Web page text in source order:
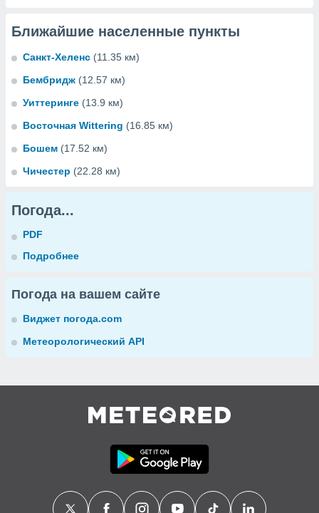
Ближайшие населенные пункты
Санкт-Хеленс (11.35 км)
Бембридж (12.57 км)
Уиттеринге (13.9 км)
Восточная Wittering (16.85 км)
Бошем (17.52 км)
Чичестер (22.28 км)
Погода...
PDF
Подробнее
Погода на вашем сайте
Виджет погода.com
Метеорологический API